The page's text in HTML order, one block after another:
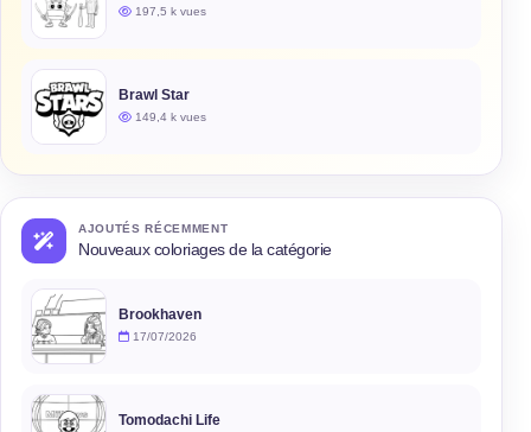
197,5 k vues
Brawl Star
149,4 k vues
AJOUTÉS RÉCEMMENT
Nouveaux coloriages de la catégorie
Brookhaven
17/07/2026
Tomodachi Life